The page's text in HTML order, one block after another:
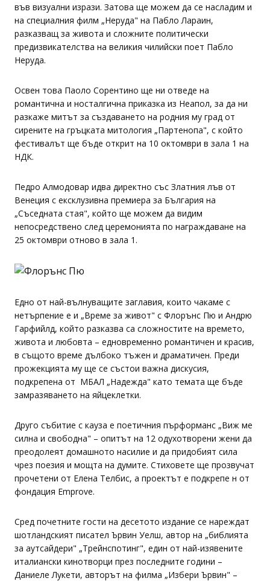
във визуални изрази. Затова ще можем да се насладим и
на специалния филм „Неруда" на Пабло Лараин,
разказващ за живота и сложните политически
предизвикателства на великия чилийски поет Пабло
Неруда.
Освен това Паоло Сорентино ще ни отведе на
романтична и носталгична приказка из Неапол, за да ни
разкаже митът за създаването на родния му град от
сирените на гръцката митология „Партенопа", с който
фестивалът ще бъде открит на 10 октомври в зала 1 на
НДК.
Педро Алмодовар идва директно със Златния лъв от
Венеция с ексклузивна премиера за България на
„Съседната стая", който ще можем да видим
непосредствено след церемонията по награждаване на
25 октомври отново в зала 1.
Едно от най-вълнуващите заглавия, които чакаме с
нетърпение е и „Време за живот" с Флорънс Пю и Андрю
Гарфийлд, който разказва са сложностите на времето,
живота и любовта – едновременно романтичен и красив,
в същото време дълбоко тъжен и драматичен. Преди
прожекцията му ще се състои важна дискусия,
подкрепена от МБАЛ „Надежда" като темата ще бъде
замразяването на яйцеклетки.
Друго събитие с кауза е поетичния пърформанс „Виж ме
силна и свободна" – опитът на 12 одухотворени жени да
преодолеят домашното насилие и да придобият сила
чрез поезия и мощта на думите. Стиховете ще прозвучат
прочетени от Елена Телбис, а проектът е подкрепе н от
фондация Emprove.
Сред почетните гости на десетото издание се нареждат
шотландският писател Ървин Уелш, автор на „библията
за аутсайдери" „Трейнспотинг", един от най-изявените
италиански кинотворци през последните години –
Даниеле Лукети, авторът на филма „Избери Ървин" –